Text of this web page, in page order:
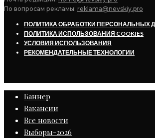
По вопросам рекламы: reklama@nevskiy.pro
ПОЛИТИКА ОБРАБОТКИ ПЕРСОНАЛЬНЫХ
ПОЛИТИКА ИСПОЛЬЗОВАНИЯ COOKIES
УСЛОВИЯ ИСПОЛЬЗОВАНИЯ
РЕКОМЕНДАТЕЛЬНЫЕ ТЕХНОЛОГИИ
Баннер
Вакансии
Все новости
Выборы-2026